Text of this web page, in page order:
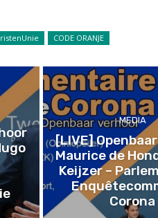
CODE ORANJE
MEDIA
[LIVE]
Maurice de
Keijzer –
Corona